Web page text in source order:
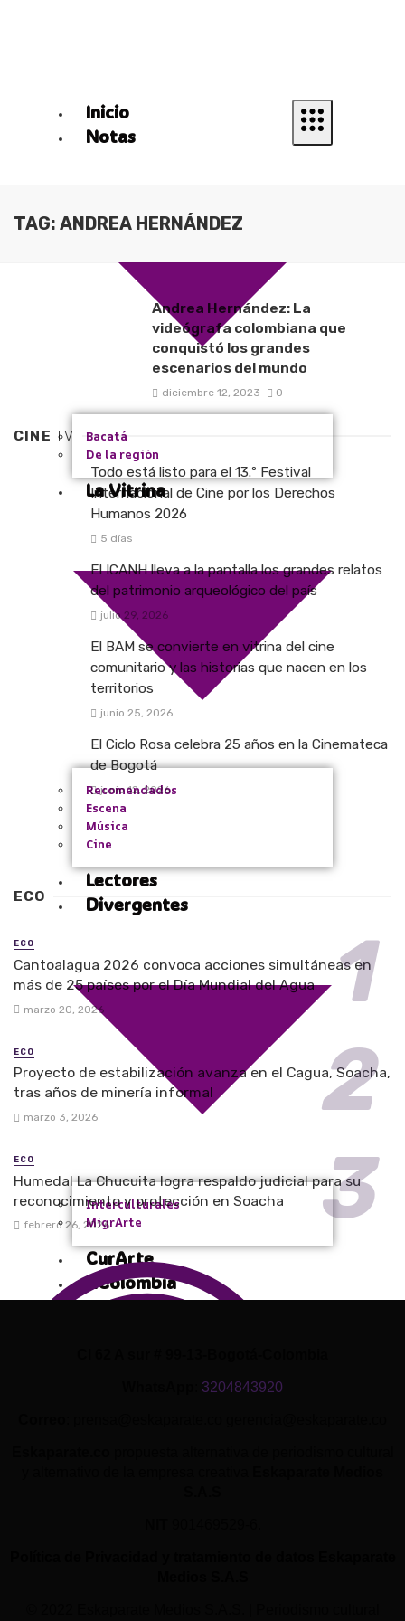
Inicio
Notas
Bacatá
De la región
La Vitrina
Recomendados
Escena
Música
Cine
Lectores
Divergentes
Interculturales
MigrArte
CurArte
XColombia
Eco
TAG: ANDREA HERNÁNDEZ
Andrea Hernández: La
videógrafa colombiana que
conquistó los grandes
escenarios del mundo
diciembre 12, 2023 0
CINETV
Todo está listo para el 13.º Festival
Internacional de Cine por los Derechos
Humanos 2026
5 días
El ICANH lleva a la pantalla los grandes relatos
del patrimonio arqueológico del país
julio 29, 2026
El BAM se convierte en vitrina del cine
comunitario y las historias que nacen en los
territorios
junio 25, 2026
El Ciclo Rosa celebra 25 años en la Cinemateca
de Bogotá
junio 12, 2026
ECO
ECO
Cantoalagua 2026 convoca acciones simultáneas en
más de 25 países por el Día Mundial del Agua
marzo 20, 2026
ECO
Proyecto de estabilización avanza en el Cagua, Soacha,
tras años de minería informal
marzo 3, 2026
ECO
Humedal La Chucuita logra respaldo judicial para su
reconocimiento y protección en Soacha
febrero 26, 2026
3204843920